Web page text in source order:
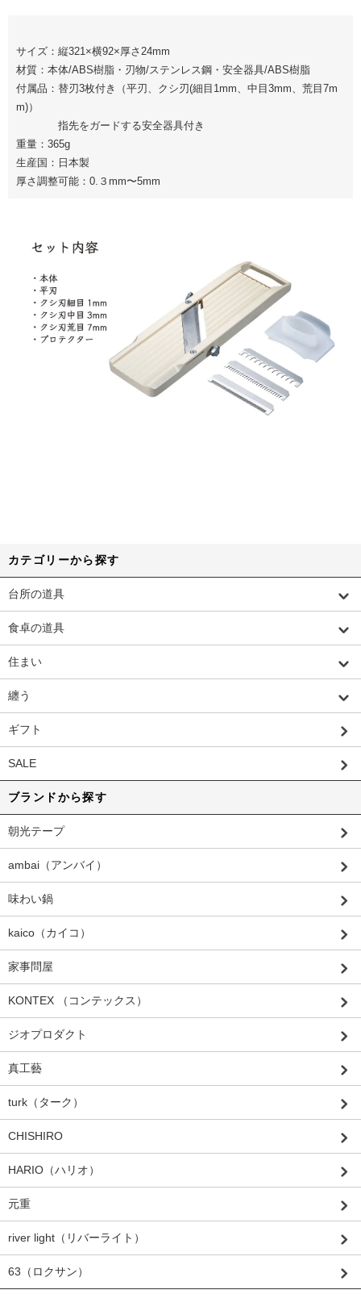
サイズ：縦321×横92×厚さ24mm
材質：本体/ABS樹脂・刃物/ステンレス鋼・安全器具/ABS樹脂
付属品：替刃3枚付き（平刃、クシ刃(細目1mm、中目3mm、荒目7m
m)）
指先をガードする安全器具付き
重量：365g
生産国：日本製
厚さ調整可能：0.３mm〜5mm
カテゴリーから探す
台所の道具
食卓の道具
住まい
纏う
ギフト
SALE
ブランドから探す
朝光テープ
ambai（アンバイ）
味わい鍋
kaico（カイコ）
家事問屋
KONTEX （コンテックス）
ジオプロダクト
真工藝
turk（ターク）
CHISHIRO
HARIO（ハリオ）
元重
river light（リバーライト）
63（ロクサン）